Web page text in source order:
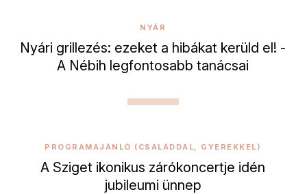
NYÁR
Nyári grillezés: ezeket a hibákat kerüld el! -
A Nébih legfontosabb tanácsai
PROGRAMAJÁNLÓ (CSALÁDDAL, GYEREKKEL)
A Sziget ikonikus zárókoncertje idén
jubileumi ünnep